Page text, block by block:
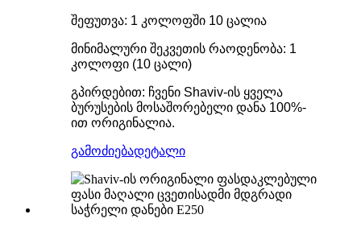
შეფუთვა: 1 კოლოფში 10 ცალია
მინიმალური შეკვეთის რაოდენობა: 1
კოლოფი (10 ცალი)
გპირდებით: ჩვენი Shaviv-ის ყველა
ბურუსების მოსაშორებელი დანა 100%-
ით ორიგინალია.
გამოძიებადეტალი